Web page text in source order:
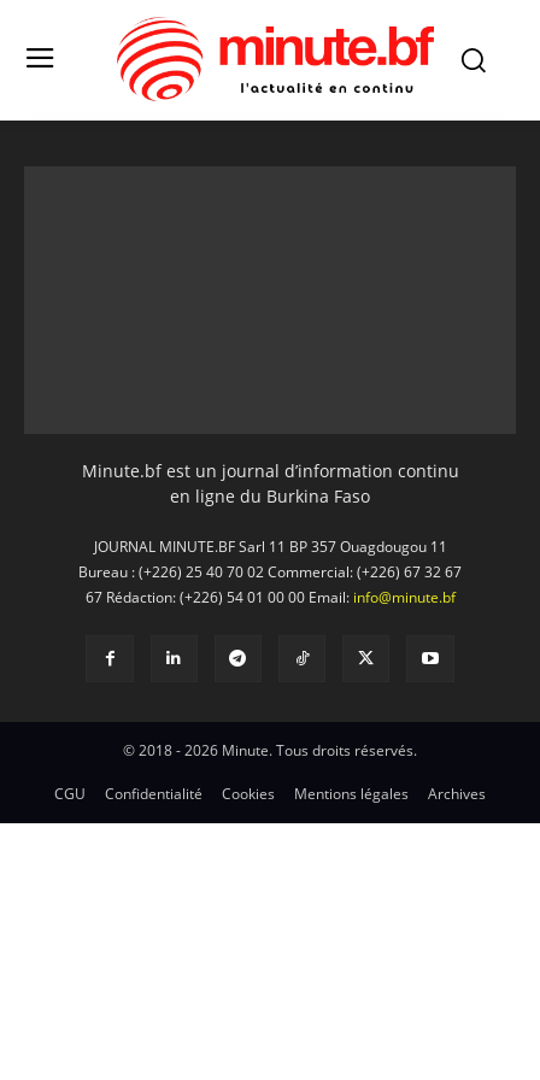
Minute.bf est un journal d’information continu
en ligne du Burkina Faso
JOURNAL MINUTE.BF Sarl 11 BP 357 Ouagdougou 11
Bureau : (+226) 25 40 70 02 Commercial: (+226) 67 32 67
67 Rédaction: (+226) 54 01 00 00 Email: info@minute.bf
© 2018 - 2026 Minute. Tous droits réservés.
CGU Confidentialité Cookies Mentions légales Archives